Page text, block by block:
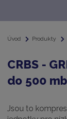
Úvod Produkty
CRBS -
do 500
Jsou to